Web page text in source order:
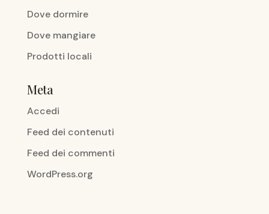
Dove dormire
Dove mangiare
Prodotti locali
Meta
Accedi
Feed dei contenuti
Feed dei commenti
WordPress.org